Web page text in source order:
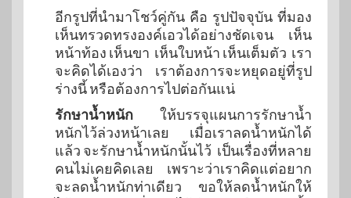
อีกรูปที่นำมาโชว์คู่กัน คือ รูปปัจจุบัน ที่มอง
เห็นทรวดทรงองค์เอวได้อย่างชัดเจน เห็น
หน้าท้อง เห็นขา เห็นใบหน้า เห็นเต็มตัว เรา
จะคิดได้เองว่า เราต้องการจะหยุดอยู่ที่รูป
ร่างนี้ หรือต้องการไปต่อกันแน่
รักษาน้ำหนัก
ให้บรรจุแผนการรักษาน้ำ
หนักไว้ล่วงหน้าเลย เมื่อเราลดน้ำหนักได้
แล้ว จะรักษาน้ำหนักนั้นไว้ เป็นเรื่องที่หลาย
คนไม่เคยคิดเลย เพราะว่าเราคิดแต่อยาก
จะลดน้ำหนักท่าเดียว ขอให้ลดน้ำหนักให้